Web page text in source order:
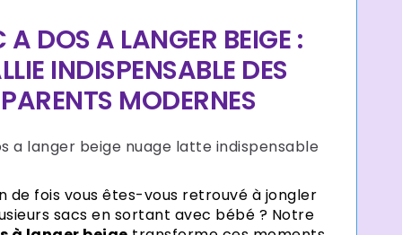
A DOS A LANGER BEIGE :
INDISPENSABLE DES
PARENTS MODERNES
de fois vous êtes-vous retrouvé à jongler
sacs en sortant avec bébé ? Notre